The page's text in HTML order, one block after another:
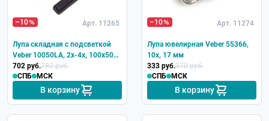
–10 Арт. 11265
Лупа складная с подсветкой
Veber 10050LA, 2x-4x, 100x50
мм
702 руб.780 руб.
СПБ
МСК
В корзину
–10 Арт. 11274
Лупа ювелирная Veber 55366,
10x, 17 мм
333 руб.370 руб.
СПБ
МСК
В корзину